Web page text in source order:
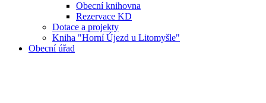
Obecní knihovna
Rezervace KD
Dotace a projekty
Kniha "Horní Újezd u Litomyšle"
Obecní úřad